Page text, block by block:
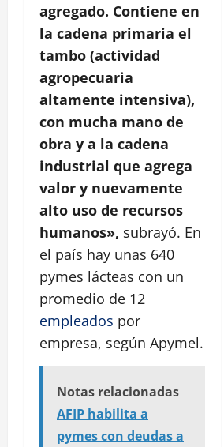
agregado. Contiene en
la cadena primaria el
tambo (actividad
agropecuaria
altamente intensiva),
con mucha mano de
obra y a la cadena
industrial que agrega
valor y nuevamente
alto uso de recursos
humanos», subrayó. En
el país hay unas 640
pymes lácteas con un
promedio de 12
empleados por
empresa, según Apymel.
Notas relacionadas
AFIP habilita a
pymes con deudas a